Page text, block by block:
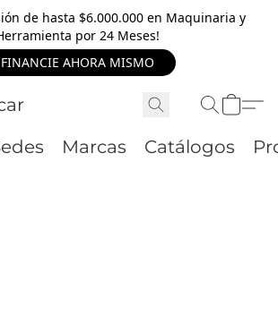
de hasta $6.000.000 en Maquinaria y
por 24 Meses!
FINANCIE AHORA MISMO
Marcas Catálogos